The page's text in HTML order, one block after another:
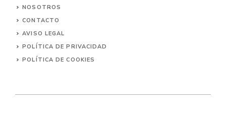
NOSOTROS
CONTACTO
AVISO LEGAL
POLÍTICA DE PRIVACIDAD
POLÍTICA DE COOKIES